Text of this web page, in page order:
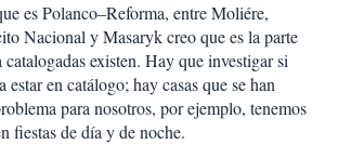
es Polanco–Reforma, entre Moliére,
Nacional y Masaryk creo que es la parte
catalogadas existen. Hay que investigar si
estar en catálogo; hay casas que se han
para nosotros, por ejemplo, tenemos
fiestas de día y de noche.